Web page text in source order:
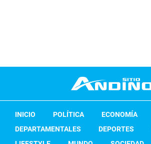
INICIO POLÍTICA ECONOMÍA
DEPARTAMENTALES
DEPORTES